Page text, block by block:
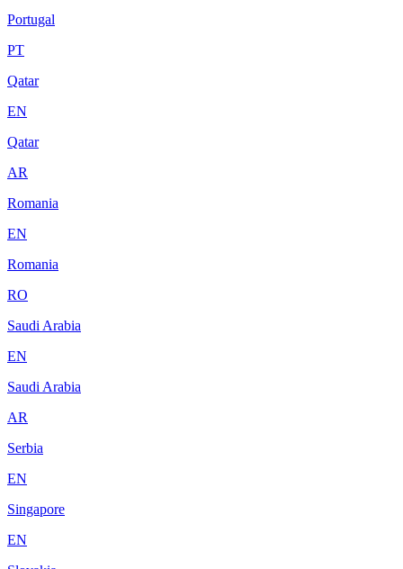
Portugal
PT
Qatar
EN
Qatar
AR
Romania
EN
Romania
RO
Saudi Arabia
EN
Saudi Arabia
AR
Serbia
EN
Singapore
EN